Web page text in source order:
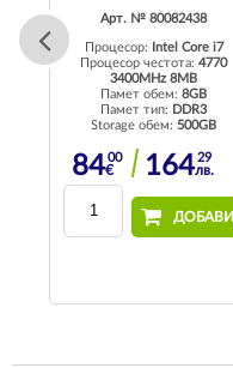
Арт. № 80082438
Процесор:
Intel Core i7
Процесор честота: 4770
3400MHz 8MB
Памет обем: 8GB
Памет тип: DDR3
Storage обем: 500GB
8400
€ 16429
лв.
ДОБАВИ